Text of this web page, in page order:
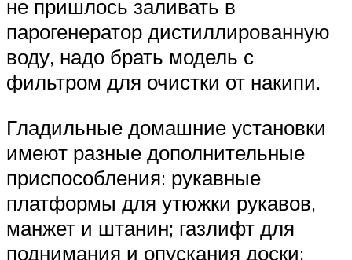
не пришлось заливать в
парогенератор дистиллированную
воду, надо брать модель с
фильтром для очистки от накипи.
Гладильные домашние установки
имеют разные дополнительные
приспособления: рукавные
платформы для утюжки рукавов,
манжет и штанин; газлифт для
поднимания и опускания доски;